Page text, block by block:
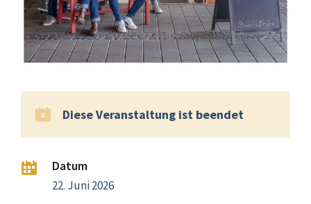
Diese Veranstaltung ist beendet
Datum
22. Juni 2026